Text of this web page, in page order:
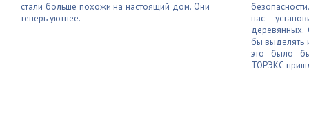
стали больше похожи на настоящий дом. Они
теперь уютнее.
нас
деревянных.
бы выделять
это было
ТОРЭКС